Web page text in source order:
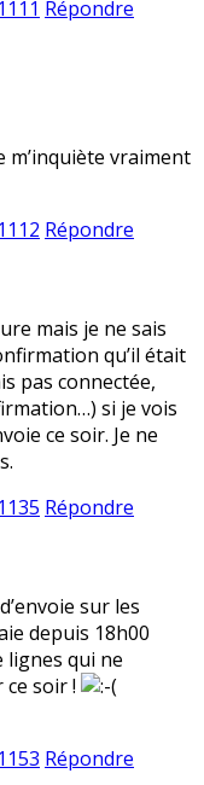
Répondre
m’inquiète vraiment
Répondre
mais je ne sais
qu’il était
pas connectée,
si je vois
ce soir. Je ne
Répondre
sur les
depuis 18h00
lignes qui ne
ce soir !
Répondre